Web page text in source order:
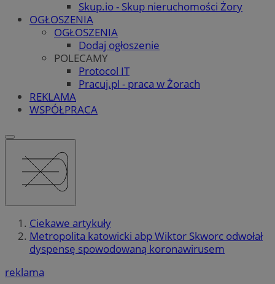
Skup.io - Skup nieruchomości Żory
OGŁOSZENIA
OGŁOSZENIA
Dodaj ogłoszenie
POLECAMY
Protocol IT
Pracuj.pl - praca w Żorach
REKLAMA
WSPÓŁPRACA
Ciekawe artykuły
Metropolita katowicki abp Wiktor Skworc odwołał
dyspensę spowodowaną koronawirusem
reklama